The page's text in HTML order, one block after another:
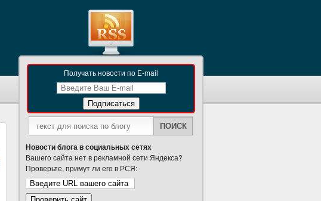
Получать новости по E-mail
Новости блога в социальных сетях
Вашего сайта нет в рекламной сети Яндекса?
Проверьте, примут ли его в РСЯ: